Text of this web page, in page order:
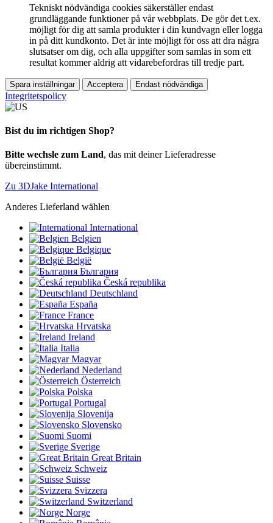
Tekniskt nödvändiga cookies säkerställer endast
grundläggande funktioner på vår webbplats. De gör det t.ex.
möjligt för dig att samla produkter i din kundvagn eller logga
in på ditt kundkonto. Det är inte möjligt för oss att dra några
slutsatser om dig, och alla uppgifter som samlas in som ett
resultat kommer aldrig att vidarebefordras till tredje part.
Spara inställningar Acceptera Endast nödvändiga
Integritetspolicy
Bist du im richtigen Shop?
Bitte wechsle zum Land, das mit deiner Lieferadresse
übereinstimmt.
Zu 3DJake International
Anderes Lieferland wählen
International
Belgien
Belgique
België
България
Česká republika
Deutschland
España
France
Hrvatska
Ireland
Italia
Magyar
Nederland
Österreich
Polska
Portugal
Slovenija
Slovensko
Suomi
Sverige
Great Britain
Schweiz
Suisse
Svizzera
Switzerland
Norge